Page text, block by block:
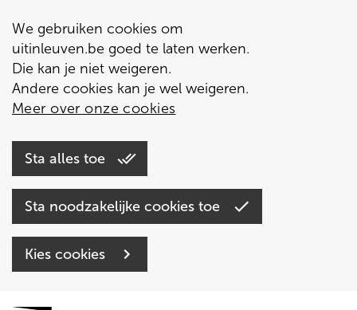
We gebruiken cookies om
uitinleuven.be goed te laten werken.
Die kan je niet weigeren.
Andere cookies kan je wel weigeren.
Meer over onze cookies
Sta alles toe
Sta noodzakelijke cookies toe
Kies cookies